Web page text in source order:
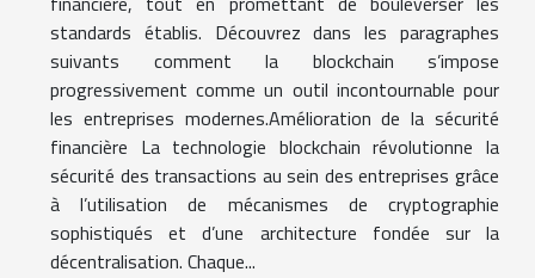
standards établis. Découvrez dans les paragraphes
suivants comment la blockchain s’impose
progressivement comme un outil incontournable pour
les entreprises modernes.Amélioration de la sécurité
financière La technologie blockchain révolutionne la
sécurité des transactions au sein des entreprises grâce
à l’utilisation de mécanismes de cryptographie
sophistiqués et d’une architecture fondée sur la
décentralisation. Chaque...